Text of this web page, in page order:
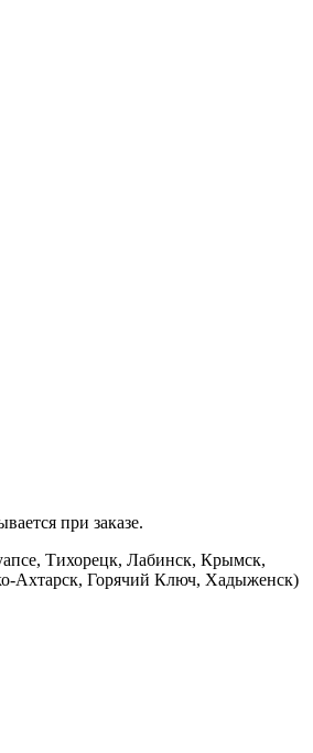
при заказе.
Тихорецк, Лабинск, Крымск,
Ахтарск, Горячий Ключ, Хадыженск)